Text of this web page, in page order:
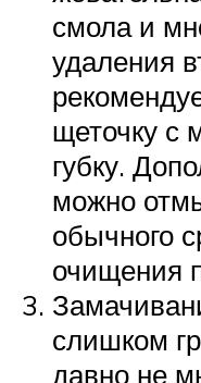
смола и
удаления
щеточку с
губку.
можно
обычного
очищения
слишком
давно не